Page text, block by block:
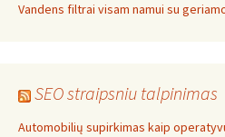
Vandens filtrai visam namui su
SEO straipsniu talpinimas
Automobilių supirkimas kaip